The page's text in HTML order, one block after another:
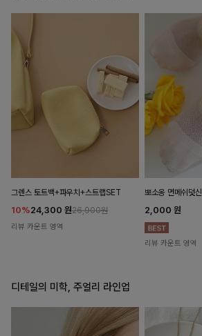
그렌스 토트백+파우치+스트랩SET
10%24,300 원26,900원
리뷰 카운트 영역
뽀소옹 면메쉬덧신
2,000 원
리뷰 카운트 영역
디테일의 미학, 주얼리 라인업